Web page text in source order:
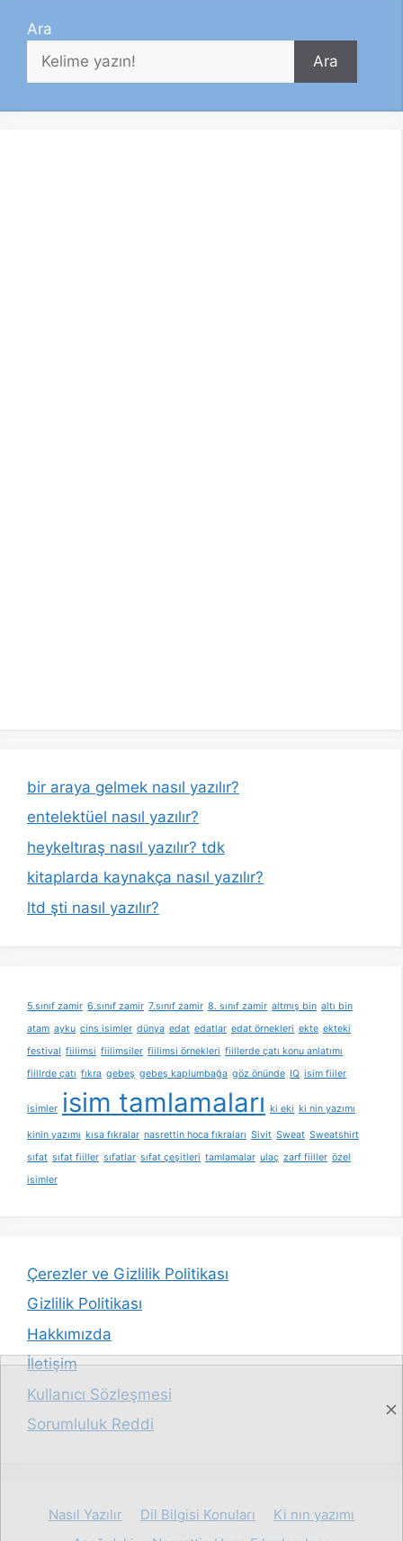
Ara
Ara
bir araya gelmek nasıl yazılır?
entelektüel nasıl yazılır?
heykeltıraş nasıl yazılır? tdk
kitaplarda kaynakça nasıl yazılır?
ltd şti nasıl yazılır?
5.sınıf zamir 6.sınıf zamir 7.sınıf zamir 8. sınıf zamir altmış bin altı bin
atam ayku cins isimler dünya edat edatlar edat örnekleri ekte ekteki
festival fiilimsi fiilimsiler fiilimsi örnekleri fiillerde çatı konu anlatımı
fiillrde çatı fıkra gebeş gebeş kaplumbağa göz önünde IQ isim fiiler
isimler isim tamlamaları ki eki ki nin yazımı
kinin yazımı kısa fıkralar nasrettin hoca fıkraları Sivit Sweat Sweatshirt
sıfat sıfat fiiller sıfatlar sıfat çeşitleri tamlamalar ulaç zarf fiiller özel
isimler
Çerezler ve Gizlilik Politikası
Gizlilik Politikası
Hakkımızda
İletişim
Kullanıcı Sözleşmesi
Sorumluluk Reddi
Nasıl Yazılır Dil Bilgisi Konuları
Ki nın yazımı